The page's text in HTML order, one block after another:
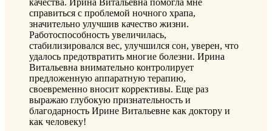
качества. Ирина Витальевна помогла мне
справиться с проблемой ночного храпа,
значительно улучшив качество жизни.
Работоспособность увеличилась,
стабилизировался вес, улучшился сон, уверен, что
удалось предотвратить многие болезни. Ирина
Витальевна внимательно контролирует
предложенную аппаратную терапию,
своевременно вносит коррективы. Еще раз
выражаю глубокую признательность и
благодарность Ирине Витальевне как доктору и
как человеку!